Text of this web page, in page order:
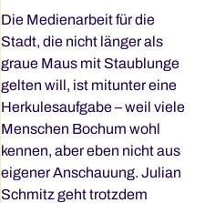
Die Medienarbeit für die
Stadt, die nicht länger als
graue Maus mit Staublunge
gelten will, ist mitunter eine
Herkulesaufgabe – weil viele
Menschen Bochum wohl
kennen, aber eben nicht aus
eigener Anschauung. Julian
Schmitz geht trotzdem